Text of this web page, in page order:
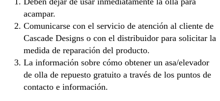
acampar.
Comunicarse con el servicio de atención al cliente de
Cascade Designs o con el distribuidor para solicitar la
medida de reparación del producto.
La información sobre cómo obtener un asa/elevador
de olla de repuesto gratuito a través de los puntos de
contacto e información.